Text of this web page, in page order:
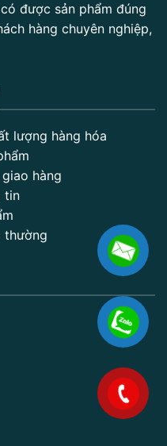
được sản phẩm đúng
hàng chuyên nghiệp,
lượng hàng hóa
hàng
tin
thường
.